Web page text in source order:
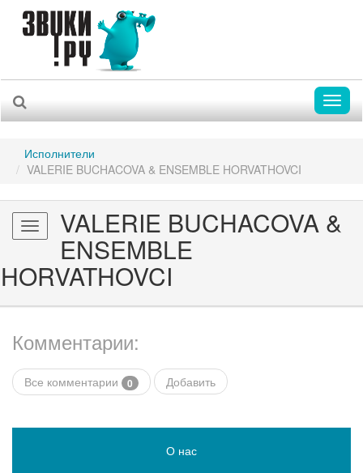
Исполнители
VALERIE BUCHACOVA & ENSEMBLE HORVATHOVCI
Toggle
navigation
VALERIE BUCHACOVA &
ENSEMBLE
HORVATHOVCI
Комментарии:
Все комментарии 0 Добавить
О нас